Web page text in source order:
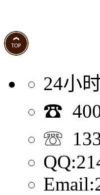
24小
☎
☏